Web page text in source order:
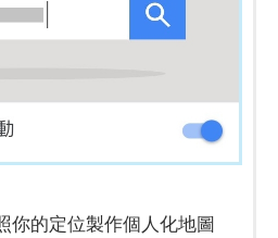
你的定位製作個人化地圖